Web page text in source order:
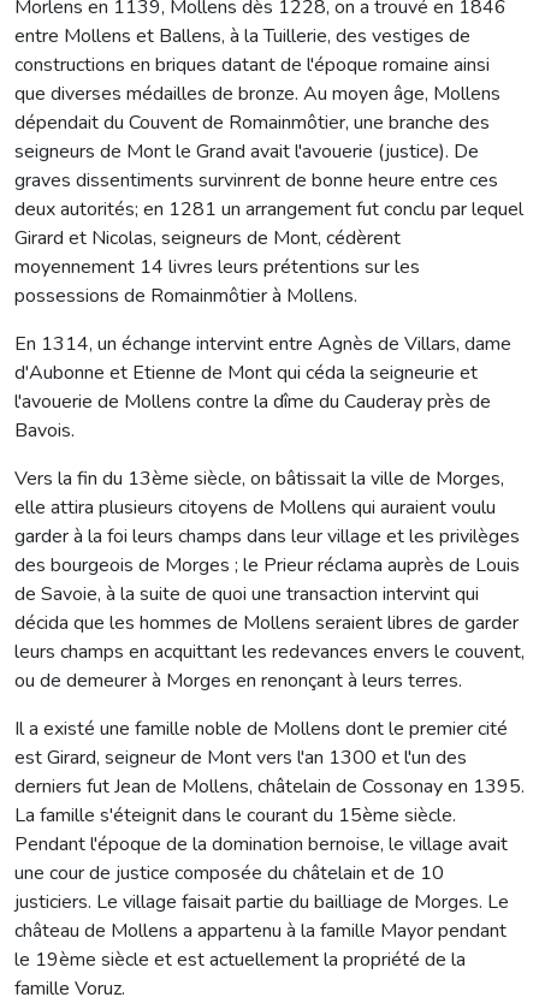
Morlens en 1139, Mollens dès 1228, on a trouvé en 1846
entre Mollens et Ballens, à la Tuillerie, des vestiges de
constructions en briques datant de l'époque romaine ainsi
que diverses médailles de bronze. Au moyen âge, Mollens
dépendait du Couvent de Romainmôtier, une branche des
seigneurs de Mont le Grand avait l'avouerie (justice). De
graves dissentiments survinrent de bonne heure entre ces
deux autorités; en 1281 un arrangement fut conclu par lequel
Girard et Nicolas, seigneurs de Mont, cédèrent
moyennement 14 livres leurs prétentions sur les
possessions de Romainmôtier à Mollens.
En 1314, un échange intervint entre Agnès de Villars, dame
d'Aubonne et Etienne de Mont qui céda la seigneurie et
l'avouerie de Mollens contre la dîme du Cauderay près de
Bavois.
Vers la fin du 13ème siècle, on bâtissait la ville de Morges,
elle attira plusieurs citoyens de Mollens qui auraient voulu
garder à la foi leurs champs dans leur village et les privilèges
des bourgeois de Morges ; le Prieur réclama auprès de Louis
de Savoie, à la suite de quoi une transaction intervint qui
décida que les hommes de Mollens seraient libres de garder
leurs champs en acquittant les redevances envers le couvent,
ou de demeurer à Morges en renonçant à leurs terres.
Il a existé une famille noble de Mollens dont le premier cité
est Girard, seigneur de Mont vers l'an 1300 et l'un des
derniers fut Jean de Mollens, châtelain de Cossonay en 1395.
La famille s'éteignit dans le courant du 15ème siècle.
Pendant l'époque de la domination bernoise, le village avait
une cour de justice composée du châtelain et de 10
justiciers. Le village faisait partie du bailliage de Morges. Le
château de Mollens a appartenu à la famille Mayor pendant
le 19ème siècle et est actuellement la propriété de la
famille Voruz.